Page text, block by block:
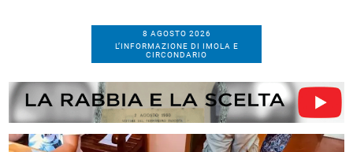
8 AGOSTO 2026
L’INFORMAZIONE DI IMOLA E
CIRCONDARIO